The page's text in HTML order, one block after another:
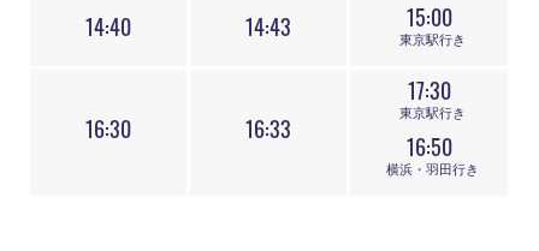
14:40 14:43 15:00
東京駅行き
16:30 16:33
17:30
東京駅行き
16:50
横浜・羽田行き